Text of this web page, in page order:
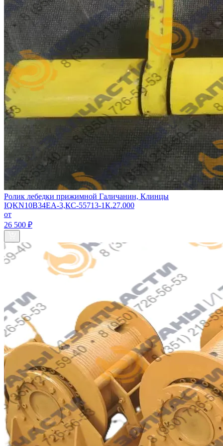
Ролик лебедки прижимной Галичанин, Клинцы
IQKN10B34EA-3,КС-55713-1К.27.000
от
26 500 ₽